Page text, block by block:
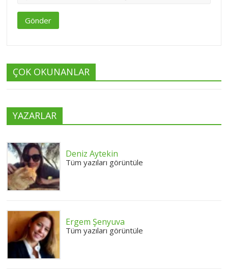
Gönder
ÇOK OKUNANLAR
YAZARLAR
Deniz Aytekin
Tüm yazıları görüntüle
Ergem Şenyuva
Tüm yazıları görüntüle